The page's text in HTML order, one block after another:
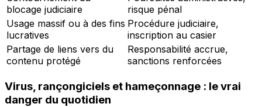
blocage judiciaire
risque pénal
Usage massif ou à des fins
lucratives
Procédure judiciaire,
inscription au casier
Partage de liens vers du
contenu protégé
Responsabilité accrue,
sanctions renforcées
Virus, rançongiciels et hameçonnage : le vrai
danger du quotidien